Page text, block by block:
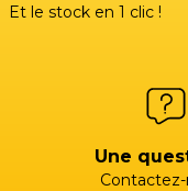
Et le stock en 1 clic !
Une
Contactez-